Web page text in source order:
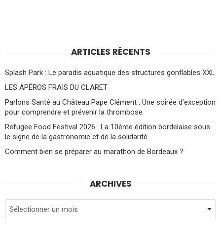
ARTICLES RÉCENTS
Splash Park : Le paradis aquatique des structures gonflables XXL
LES APÉROS FRAIS DU CLARET
Parlons Santé au Château Pape Clément : Une soirée d’exception
pour comprendre et prévenir la thrombose
Refugee Food Festival 2026 : La 10ème édition bordelaise sous
le signe de la gastronomie et de la solidarité
Comment bien se préparer au marathon de Bordeaux ?
ARCHIVES
Archives